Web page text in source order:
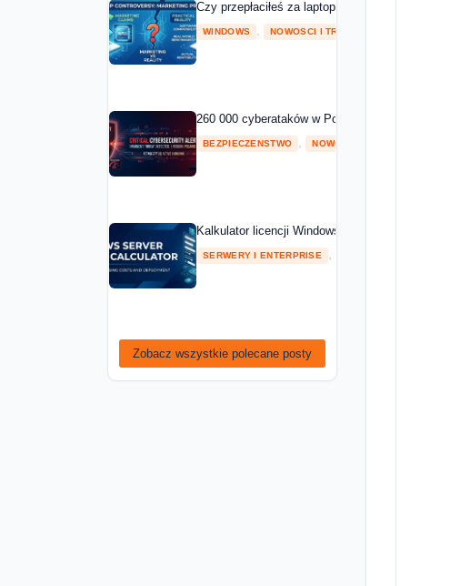
Czy przepłaciłeś za laptopa z NPU? Microsoft
WINDOWS NOWOSCI I TRENDY
260 000 cyberataków w Polsce w 2025 roku —
BEZPIECZENSTWO NOWOSCI I TRENDY
Kalkulator licencji Windows Server — oblicz ile
SERWERY I ENTERPRISE 2026-
Zobacz wszystkie polecane posty